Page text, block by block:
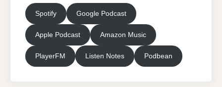
Spotify Google Podcast
Apple Podcast Amazon Music
PlayerFM Listen Notes Podbean